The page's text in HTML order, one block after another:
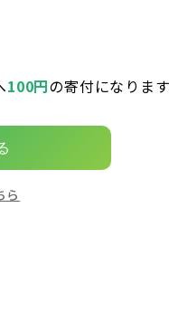
100円の寄付になりま
ら